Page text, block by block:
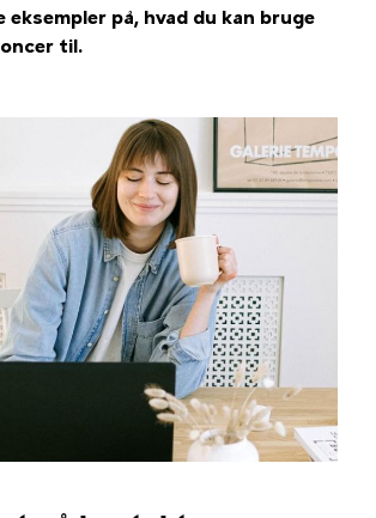
eksempler på, hvad du kan bruge
til.